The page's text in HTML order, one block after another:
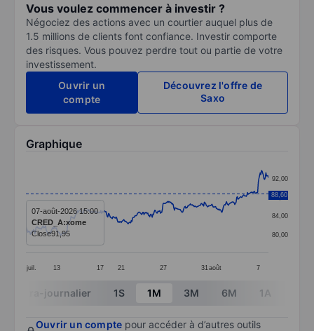
Vous voulez commencer à investir ?
Négociez des actions avec un courtier auquel plus de
1.5 millions de clients font confiance. Investir comporte
des risques. Vous pouvez perdre tout ou partie de votre
investissement.
Ouvrir un
compte
Découvrez l'offre de
Saxo
Graphique
Line chart with 383 data points.
The chart has 1 X axis displaying categories.
The chart has 1 Y axis displaying values. Data
juil. 13 17 21 27 31 août 7
80,00
84,00
88,00
92,00
88,60
07-août-2026 15:00
CRED_A:xome
Close91,95
End of interactive chart.
Intra-journalier 1S 1M 3M 6M 1A
Ouvrir un compte pour accéder à d’autres outils